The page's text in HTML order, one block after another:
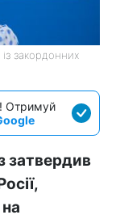
закордонних
Отримуй
затвердив